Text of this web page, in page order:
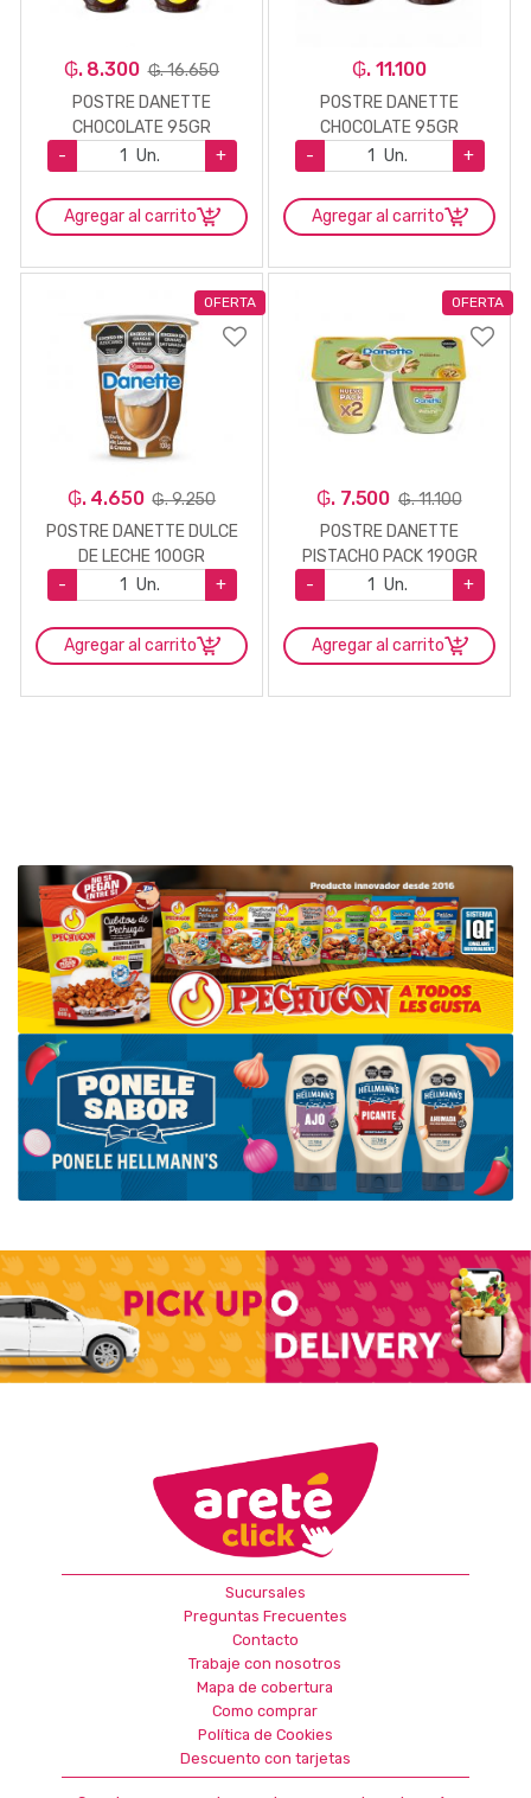
₲. 8.300 ₲. 16.650
POSTRE DANETTE
CHOCOLATE 95GR
-
Un. +
Agregar al carrito
₲. 11.100
POSTRE DANETTE
CHOCOLATE 95GR
-
Un. +
Agregar al carrito
OFERTA
₲. 4.650 ₲. 9.250
POSTRE DANETTE DULCE
DE LECHE 100GR
-
Un. +
Agregar al carrito
OFERTA
₲. 7.500 ₲. 11.100
POSTRE DANETTE
PISTACHO PACK 190GR
-
Un. +
Agregar al carrito
Sucursales
Preguntas Frecuentes
Contacto
Trabaje con nosotros
Mapa de cobertura
Como comprar
Política de Cookies
Descuento con tarjetas